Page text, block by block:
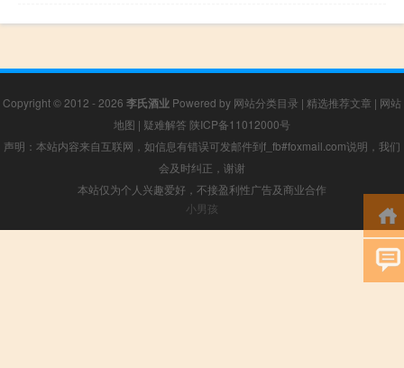
Copyright © 2012 - 2026 李氏酒业 Powered by 网站分类目录 | 精选推荐文章 | 网站
地图 | 疑难解答 陕ICP备11012000号
声明：本站内容来自互联网，如信息有错误可发邮件到f_fb#foxmail.com说明，我们
会及时纠正，谢谢
本站仅为个人兴趣爱好，不接盈利性广告及商业合作
小男孩